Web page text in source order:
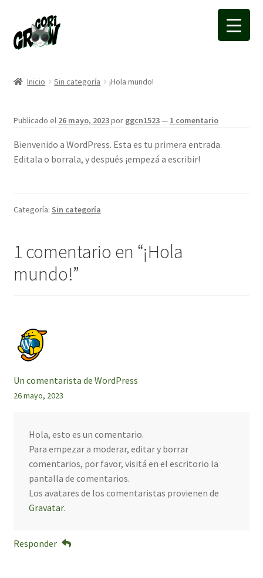
a
la
a
la
Inicio Sin categoría ¡Hola mundo!
Publicado el 26 mayo, 2023por ggcn1523— 1 comentario
Bienvenido a WordPress. Esta es tu primera entrada.
Editala o borrala, y después ¡empezá a escribir!
Categoría: Sin categoría
1 comentario en “¡Hola
mundo!”
Un comentarista de WordPress
26 mayo, 2023
Hola, esto es un comentario.
Para empezar a moderar, editar y borrar
comentarios, por favor, visitá en el escritorio la
pantalla de comentarios.
Los avatares de los comentaristas provienen de
Gravatar.
Responder